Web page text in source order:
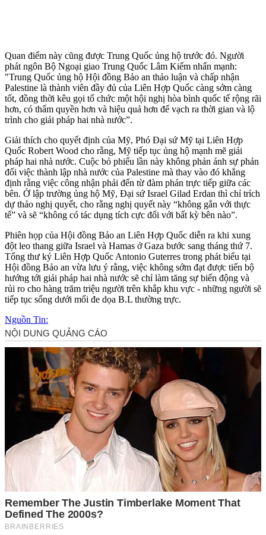
Quan điểm này cũng được Trung Quốc ủng hộ trước đó. Người
phát ngôn Bộ Ngoại giao Trung Quốc Lâm Kiếm nhấn mạnh:
"Trung Quốc ủng hộ Hội đồng Bảo an thảo luận và chấp nhận
Palestine là thành viên đầy đủ của Liên Hợp Quốc càng sớm càng
tốt, đồng thời kêu gọi tổ chức một hội nghị hòa bình quốc tế rộng rãi
hơn, có thẩm quyền hơn và hiệu quả hơn để vạch ra thời gian và lộ
trình cho giải pháp hai nhà nước”.
Giải thích cho quyết định của Mỹ, Phó Đại sứ Mỹ tại Liên Hợp
Quốc Robert Wood cho rằng, Mỹ tiếp tục ủng hộ mạnh mẽ giải
pháp hai nhà nước. Cuộc bỏ phiếu lần này không phản ánh sự phản
đối việc thành lập nhà nước của Palestine mà thay vào đó khẳng
định rằng việc công nhận phải đến từ đàm phán trực tiếp giữa các
bên. Ở lập trường ủng hộ Mỹ, Đại sứ Israel Gilad Erdan thì chỉ trích
dự thảo nghị quyết, cho rằng nghị quyết này “không gắn với thực
tế” và sẽ “không có tác dụng tích cực đối với bất kỳ bên nào”.
Phiên họp của Hội đồng Bảo an Liên Hợp Quốc diễn ra khi xung
đột leo thang giữa Israel và Hamas ở Gaza bước sang tháng thứ 7.
Tổng thư ký Liên Hợp Quốc Antonio Guterres trong phát biểu tại
Hội đồng Bảo an vừa lưu ý rằng, việc không sớm đạt được tiến bộ
hướng tới giải pháp hai nhà nước sẽ chỉ làm tăng sự biến động và
rủi ro cho hàng trăm triệu người trên khắp khu vực - những người sẽ
tiếp tục sống dưới mối đe dọa B.L thường trực.
Nguồn Tin: